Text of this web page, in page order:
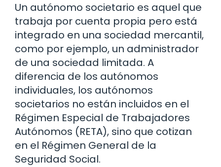
Un autónomo societario es aquel que
trabaja por cuenta propia pero está
integrado en una sociedad mercantil,
como por ejemplo, un administrador
de una sociedad limitada. A
diferencia de los autónomos
individuales, los autónomos
societarios no están incluidos en el
Régimen Especial de Trabajadores
Autónomos (RETA), sino que cotizan
en el Régimen General de la
Seguridad Social.